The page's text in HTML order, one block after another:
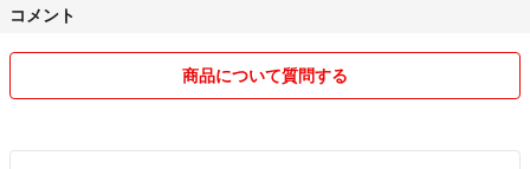
コメント
商品について質問する